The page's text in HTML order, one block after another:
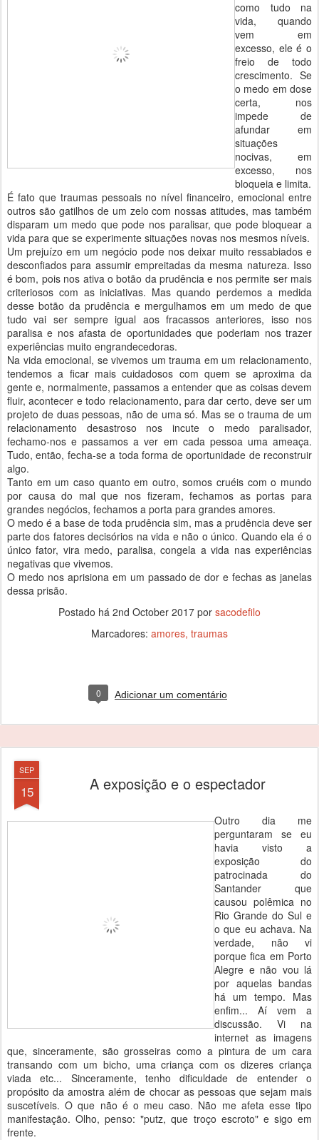
como tudo na
vida, quando
vem em
excesso, ele é o
freio de todo
crescimento. Se
o medo em dose
certa, nos
impede de
afundar em
situações
nocivas, em
excesso, nos
bloqueia e limita.
É fato que traumas pessoais no nível financeiro, emocional entre
outros são gatilhos de um zelo com nossas atitudes, mas também
disparam um medo que pode nos paralisar, que pode bloquear a
vida para que se experimente situações novas nos mesmos níveis.
Um prejuízo em um negócio pode nos deixar muito ressabiados e
desconfiados para assumir empreitadas da mesma natureza. Isso
é bom, pois nos ativa o botão da prudência e nos permite ser mais
criteriosos com as iniciativas. Mas quando perdemos a medida
desse botão da prudência e mergulhamos em um medo de que
tudo vai ser sempre igual aos fracassos anteriores, isso nos
paralisa e nos afasta de oportunidades que poderiam nos trazer
experiências muito engrandecedoras.
Na vida emocional, se vivemos um trauma em um relacionamento,
tendemos a ficar mais cuidadosos com quem se aproxima da
gente e, normalmente, passamos a entender que as coisas devem
fluir, acontecer e todo relacionamento, para dar certo, deve ser um
projeto de duas pessoas, não de uma só. Mas se o trauma de um
relacionamento desastroso nos incute o medo paralisador,
fechamo-nos e passamos a ver em cada pessoa uma ameaça.
Tudo, então, fecha-se a toda forma de oportunidade de reconstruir
algo.
Tanto em um caso quanto em outro, somos cruéis com o mundo
por causa do mal que nos fizeram, fechamos as portas para
grandes negócios, fechamos a porta para grandes amores.
O medo é a base de toda prudência sim, mas a prudência deve ser
parte dos fatores decisórios na vida e não o único. Quando ela é o
único fator, vira medo, paralisa, congela a vida nas experiências
negativas que vivemos.
O medo nos aprisiona em um passado de dor e fechas as janelas
dessa prisão.
Postado há 2nd October 2017 por sacodefilo
Marcadores: amores traumas
0 Adicionar um comentário
SEP
15 A exposição e o espectador
Outro dia me
perguntaram se eu
havia visto a
exposição do
patrocinada do
Santander que
causou polêmica no
Rio Grande do Sul e
o que eu achava. Na
verdade, não vi
porque fica em Porto
Alegre e não vou lá
por aquelas bandas
há um tempo. Mas
enfim... Aí vem a
discussão. Vi na
internet as imagens
que, sinceramente, são grosseiras como a pintura de um cara
transando com um bicho, uma criança com os dizeres criança
viada etc... Sinceramente, tenho dificuldade de entender o
propósito da amostra além de chocar as pessoas que sejam mais
suscetíveis. O que não é o meu caso. Não me afeta esse tipo
manifestação. Olho, penso: "putz, que troço escroto" e sigo em
frente.